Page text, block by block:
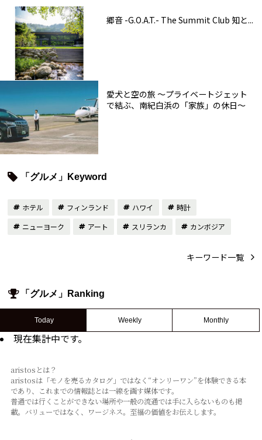
郷音 -G.O.A.T.- The Summit Club 知と...
愛犬と空の旅 ～プライベートジェット
で結ぶ、南紀白浜の「家族」の休日～
「グルメ」Keyword
ホテル フィンランド ハワイ
時計
ニューヨーク
アート スリランカ カンボジア
キーワード一覧
「グルメ」Ranking
Today Weekly Monthly
現在集計中です。
aristosとは？
aristosは「モノを売るカタログ」ではなく“オンリーワン”を体験できる本
であり、これまでの情報誌とは⼀線を画す媒体です。
普通では⾏くことができない場所や⼀般の流通では⼿に⼊らないものも掲
載。バリューではなく、ワージネス。⾄福の価値をお伝えします。